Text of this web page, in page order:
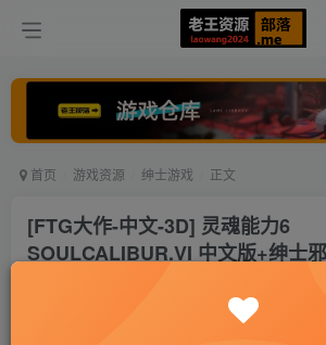
首页 游戏资源 绅士游戏 正文
[FTG大作-中文-3D] 灵魂能力6
SOULCALIBUR.VI 中文版+绅士